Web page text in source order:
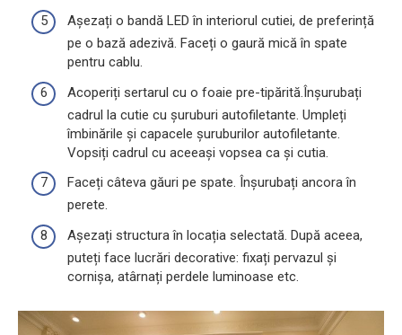
Așezați o bandă LED în interiorul cutiei, de preferință
pe o bază adezivă. Faceți o gaură mică în spate
pentru cablu.
Acoperiți sertarul cu o foaie pre-tipărită.Înșurubați
cadrul la cutie cu șuruburi autofiletante. Umpleți
îmbinările și capacele șuruburilor autofiletante.
Vopsiți cadrul cu aceeași vopsea ca și cutia.
Faceți câteva găuri pe spate. Înșurubați ancora în
perete.
Așezați structura în locația selectată. După aceea,
puteți face lucrări decorative: fixați pervazul și
cornișa, atârnați perdele luminoase etc.